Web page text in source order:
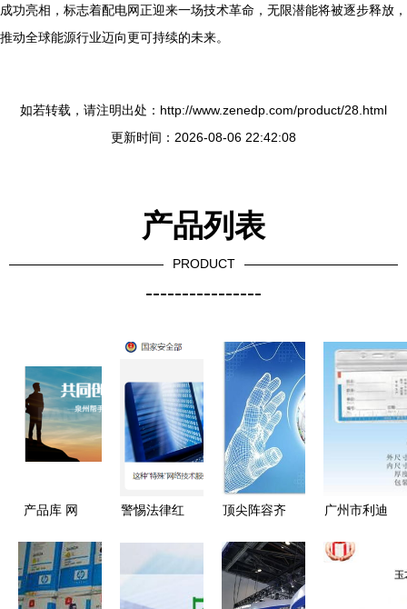
成功亮相，标志着配电网正迎来一场技术革命，无限潜能将被逐步释放，
推动全球能源行业迈向更可持续的未来。
如若转载，请注明出处：http://www.zenedp.com/product/28.html
更新时间：2026-08-06 22:42:08
产品列表
PRODUCT
----------------
产品库 网
务，构建企
业数字化基
警惕法律红
为境外间谍
顶尖阵容齐
络技术服务
领域迎来专
广州市利迪
证卡与奖品